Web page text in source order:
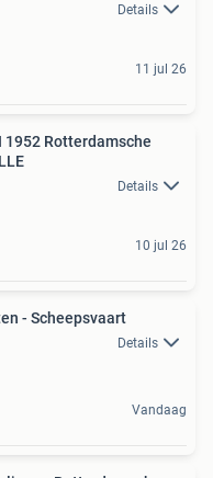
Details
11 jul 26
Details
10 jul 26
- Scheepsvaart
Details
Vandaag